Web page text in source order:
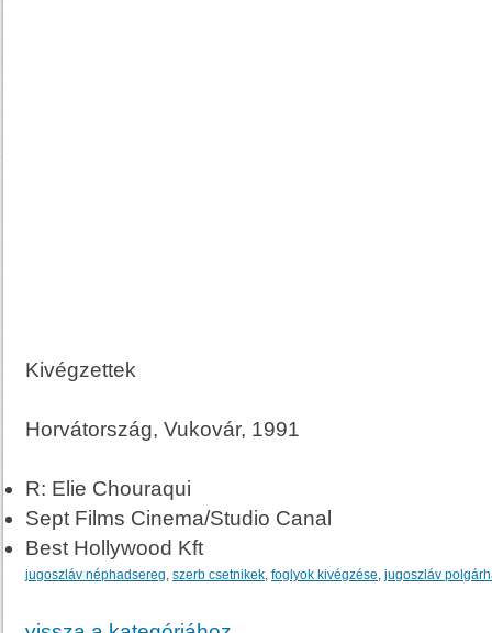
Kivégzettek
Horvátország, Vukovár, 1991
R: Elie Chouraqui
Sept Films Cinema/Studio Canal
Best Hollywood Kft
jugoszláv néphadsereg, szerb csetnikek, foglyok kivégzése, jugoszláv